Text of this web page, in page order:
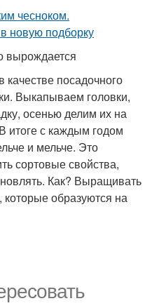
вырождается
посадочного
Выкапываем головки,
осенью делим их на
итоге с каждым годом
и мельче. Это
сортовые свойства,
Как? Выращивать
которые образуются на